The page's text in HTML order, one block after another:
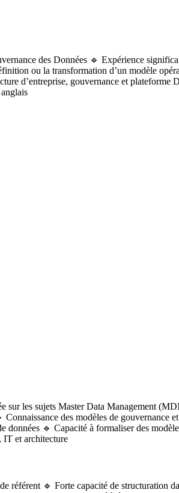
des Données 🔹 Expérience
ou la transformation d’un modèle
d’entreprise, gouvernance et
les sujets Master Data Management
des modèles de
🔹 Capacité à formaliser des
IT et architecture
🔹 Forte capacité de structuration